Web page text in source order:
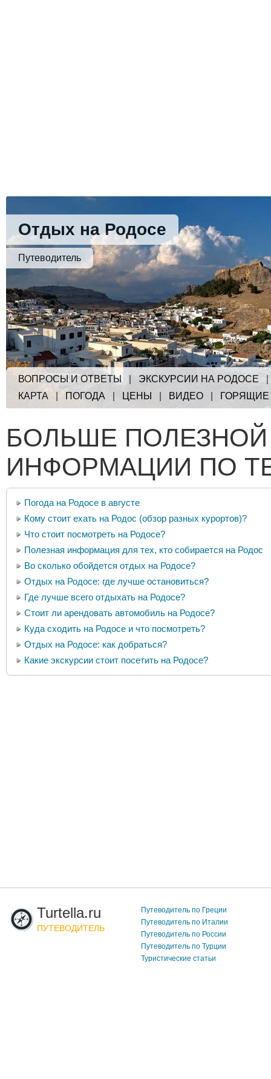
Отдых на Родосе
Путеводитель
ВОПРОСЫ И ОТВЕТЫ| ЭКСКУРСИИ НА РОДОСЕ
КАРТА
ПОГОДА ЦЕНЫ ВИДЕО ГОРЯЩИЕ
БОЛЬШЕ ПОЛЕЗНОЙ
ИНФОРМАЦИИ ПО
Погода на Родосе в августе
Кому стоит ехать на Родос (обзор разных курортов)?
Что стоит посмотреть на Родосе?
Полезная информация для тех, кто собирается на Родос
Во сколько обойдется отдых на Родосе?
Отдых на Родосе: где лучше остановиться?
Где лучше всего отдыхать на Родосе?
Стоит ли арендовать автомобиль на Родосе?
Куда сходить на Родосе и что посмотреть?
Отдых на Родосе: как добраться?
Какие экскурсии стоит посетить на Родосе?
Turtella.ru
ПУТЕВОДИТЕЛЬ
Путеводитель по Греции
Путеводитель по Италии
Путеводитель по России
Путеводитель по Турции
Туристические статьи